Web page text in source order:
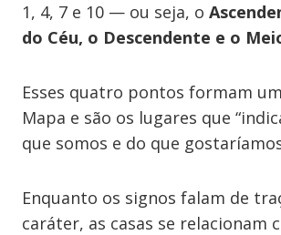
1, 4, 7 e 10 — ou seja, o
do Céu, o Descendente e o
Esses quatro pontos formam
Mapa e são os lugares que
que somos e do que
Enquanto os signos falam de
caráter, as casas se relacionam